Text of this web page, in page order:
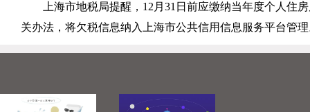
上海市地税局提醒， 12 月 31 日前应缴纳当年度个人住
关办法，将欠税信息纳入上海市公共信用信息服务平台管